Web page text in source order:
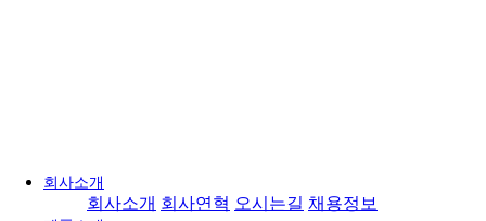
회사소개
회사소개 회사연혁 오시는길 채용정보